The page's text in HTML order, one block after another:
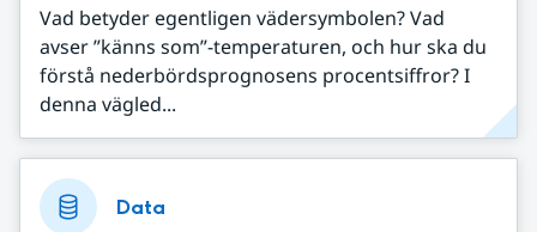
Vad betyder egentligen vädersymbolen? Vad
avser ”känns som”-temperaturen, och hur ska du
förstå nederbördsprognosens procentsiffror? I
denna vägled...
Data